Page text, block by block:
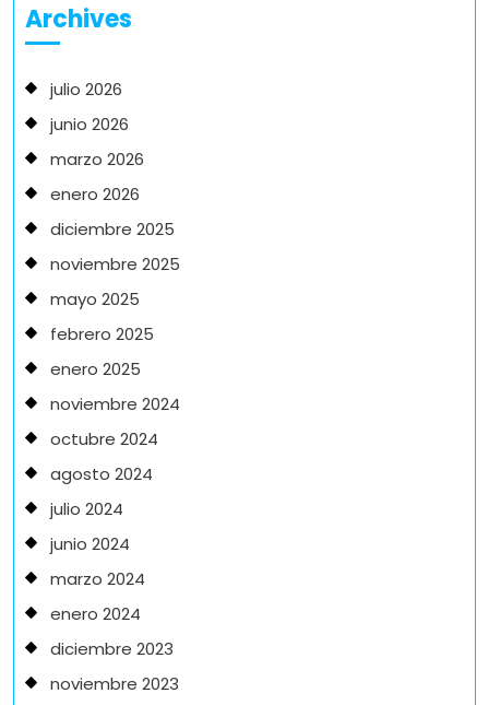
Archives
julio 2026
junio 2026
marzo 2026
enero 2026
diciembre 2025
noviembre 2025
mayo 2025
febrero 2025
enero 2025
noviembre 2024
octubre 2024
agosto 2024
julio 2024
junio 2024
marzo 2024
enero 2024
diciembre 2023
noviembre 2023